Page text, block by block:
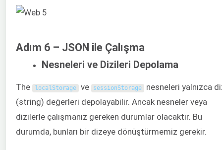
Adım 6 – JSON ile Çalışma
Nesneleri ve Dizileri Depolama
The localStorage ve sessionStorage
nesneleri yalnızca
(string) değerleri depolayabilir. Ancak nesneler veya
dizilerle çalışmanız gereken durumlar olacaktır. Bu
durumda, bunları bir dizeye dönüştürmemiz gerekir.